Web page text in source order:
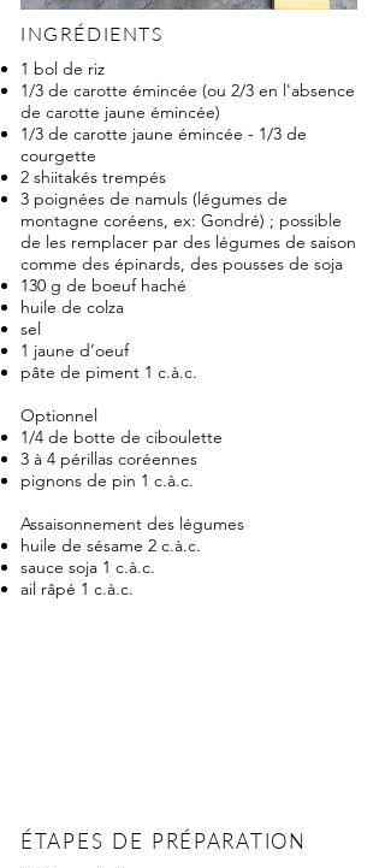
INGRÉDIENTS
1 bol de riz
1/3 de carotte émincée (ou 2/3 en l'absence
de carotte jaune émincée)
1/3 de carotte jaune émincée - 1/3 de
courgette
2 shiitakés trempés
3 poignées de namuls (légumes de
montagne coréens, ex: Gondré) ; possible
de les remplacer par des légumes de saison
comme des épinards, des pousses de soja
130 g de boeuf haché
huile de colza
sel
1 jaune d’oeuf
pâte de piment 1 c.à.c.
Optionnel
1/4 de botte de ciboulette
3 à 4 périllas coréennes
pignons de pin 1 c.à.c.
Assaisonnement des légumes
huile de sésame 2 c.à.c.
sauce soja 1 c.à.c.
ail râpé 1 c.à.c.
ÉTAPES DE PRÉPARATION